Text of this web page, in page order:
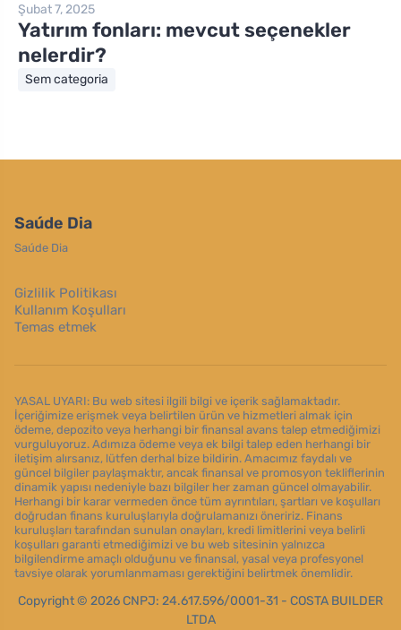
Şubat 7, 2025
Yatırım fonları: mevcut seçenekler
nelerdir?
Sem categoria
Saúde Dia
Saúde Dia
Gizlilik Politikası
Kullanım Koşulları
Temas etmek
YASAL UYARI: Bu web sitesi ilgili bilgi ve içerik sağlamaktadır.
İçeriğimize erişmek veya belirtilen ürün ve hizmetleri almak için
ödeme, depozito veya herhangi bir finansal avans talep etmediğimizi
vurguluyoruz. Adımıza ödeme veya ek bilgi talep eden herhangi bir
iletişim alırsanız, lütfen derhal bize bildirin. Amacımız faydalı ve
güncel bilgiler paylaşmaktır, ancak finansal ve promosyon tekliflerinin
dinamik yapısı nedeniyle bazı bilgiler her zaman güncel olmayabilir.
Herhangi bir karar vermeden önce tüm ayrıntıları, şartları ve koşulları
doğrudan finans kuruluşlarıyla doğrulamanızı öneririz. Finans
kuruluşları tarafından sunulan onayları, kredi limitlerini veya belirli
koşulları garanti etmediğimizi ve bu web sitesinin yalnızca
bilgilendirme amaçlı olduğunu ve finansal, yasal veya profesyonel
tavsiye olarak yorumlanmaması gerektiğini belirtmek önemlidir.
Copyright © 2026 CNPJ: 24.617.596/0001-31 - COSTA BUILDER
LTDA